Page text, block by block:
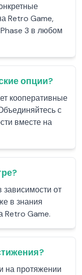
Retro Game,
3 в любом
опции?
кооперативные
с
вместе на
от
в знания
Retro Game.
на протяжении